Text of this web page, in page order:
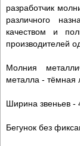
разработчик
различного
качеством и
производителей
Молния
металла - тёмная
Ширина звеньев -
Бегунок без